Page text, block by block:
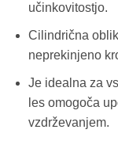
učinkovitostjo.
Cilindrična
neprekinjeno
Je idealna za
les omogoča
vzdrževanjem.